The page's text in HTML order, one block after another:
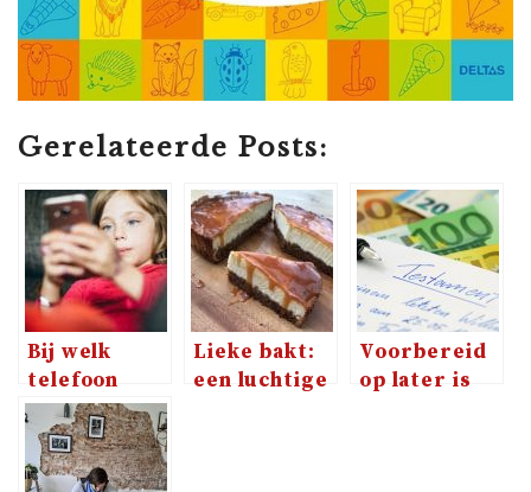
Gerelateerde Posts:
Bij welk
telefoon
team hoor
jij?
Lieke bakt:
een luchtige
Voorbereid
op later is